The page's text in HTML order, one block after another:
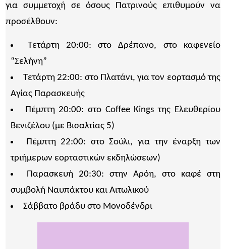
για συμμετοχή σε όσους Πατρινούς επιθυμούν να
προσέλθουν:
Τετάρτη 20:00: στο Δρέπανο, στο καφενείο
“Σελήνη”
Τετάρτη 22:00: στο Πλατάνι, για τον εορτασμό της
Αγίας Παρασκευής
Πέμπτη 20:00: στο Coffee Kings της Ελευθερίου
Βενιζέλου (με Βισαλτίας 5)
Πέμπτη 22:00: στο Σούλι, για την έναρξη των
τριήμερων εορταστικών εκδηλώσεων)
Παρασκευή 20:30: στην Αρόη, στο καφέ στη
συμβολή Ναυπάκτου και Αιτωλικού
Σάββατο βράδυ στο Μονοδένδρι